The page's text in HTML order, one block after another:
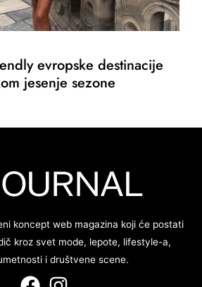
evropske destinacije
jesenje sezone
koncept web magazina koji će postati
kroz svet mode, lepote, lifestyle-a,
i društvene scene.